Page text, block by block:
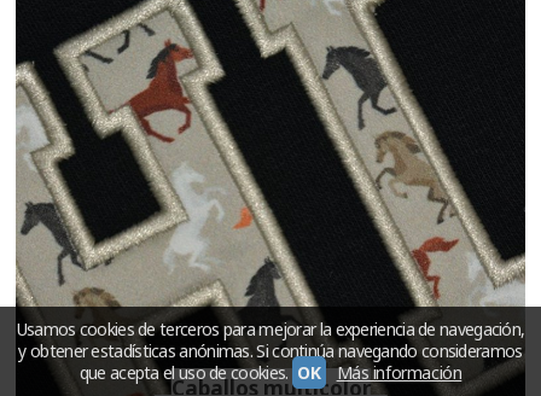
Caballos multicolor
Usamos cookies de terceros para mejorar la experiencia de navegación,
y obtener estadísticas anónimas. Si continúa navegando consideramos
que acepta el uso de cookies. OK Más información